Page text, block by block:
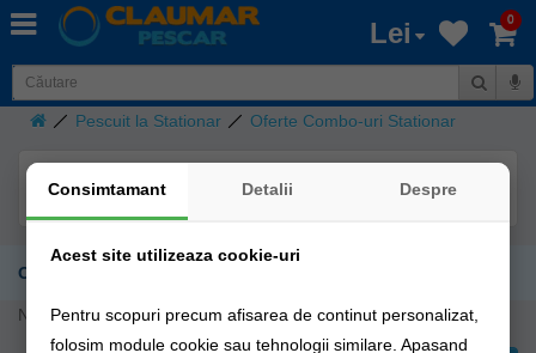
Lei 0
Pescuit la Stationar Oferte Combo-uri Stationar
Oferte Combo-uri Stationar
Nu sunt produse în această categorie.
Consimtamant Detalii Despre
Acest site utilizeaza cookie-uri
Pentru scopuri precum afisarea de continut personalizat,
folosim module cookie sau tehnologii similare. Apasand